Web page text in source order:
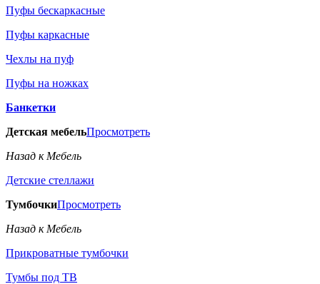
Пуфы бескаркасные
Пуфы каркасные
Чехлы на пуф
Пуфы на ножках
Банкетки
Детская мебельПросмотреть
Назад к Мебель
Детские стеллажи
ТумбочкиПросмотреть
Назад к Мебель
Прикроватные тумбочки
Тумбы под ТВ